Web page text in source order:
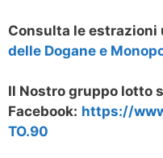
Consulta le estrazioni
delle Dogane e
Il Nostro gruppo lotto
Facebook: https://
TO.90